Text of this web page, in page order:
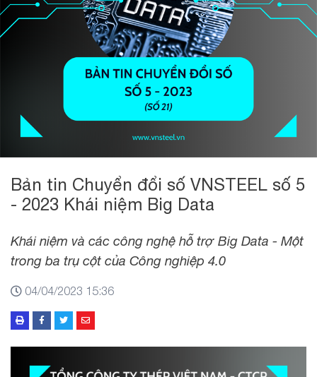
Bản tin Chuyển đổi số VNSTEEL số 5
- 2023 Khái niệm Big Data
Khái niệm và các công nghệ hỗ trợ Big Data - Một
trong ba trụ cột của Công nghiệp 4.0
04/04/2023 15:36